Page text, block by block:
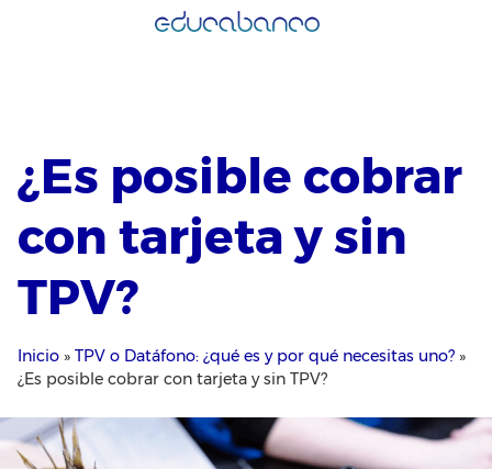
¿Es posible cobrar
con tarjeta y sin
TPV?
Inicio » TPV o Datáfono: ¿qué es y por qué necesitas uno? »
¿Es posible cobrar con tarjeta y sin TPV?